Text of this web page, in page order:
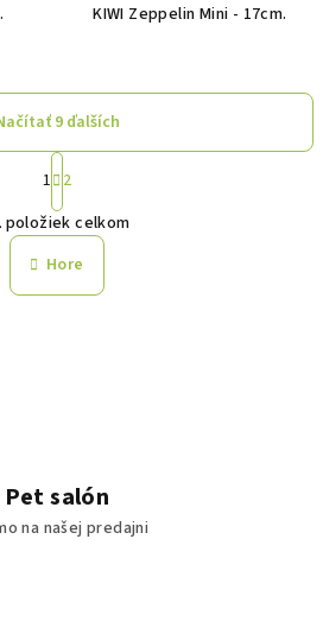
KIWI Zeppelin Mini - 17cm.
O
v
l
v
k
9 ďalších
S
t
r
á
k
o
1 2
položiek celkom
Hore
Pet salón
na našej predajni